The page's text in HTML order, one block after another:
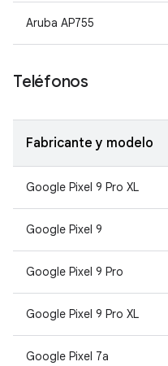
Aruba AP755
Teléfonos
Fabricante y modelo
Google Pixel 9 Pro XL
Google Pixel 9
Google Pixel 9 Pro
Google Pixel 9 Pro XL
Google Pixel 7a